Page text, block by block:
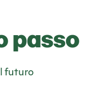
passo
futuro